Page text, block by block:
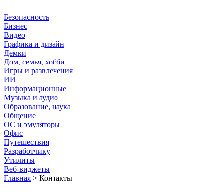
Безопасность
Бизнес
Видео
Графика и дизайн
Демки
Дом, семья, хобби
Игры и развлечения
ИИ
Информационные
Музыка и аудио
Образование, наука
Общение
ОС и эмуляторы
Офис
Путешествия
Разработчику
Утилиты
Веб-виджеты
Главная > Контакты